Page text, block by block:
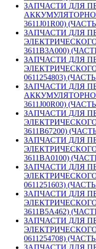
ЗАПЧАСТИ ДЛЯ
3611J01R00)
ЗАПЧАСТИ ДЛЯ
ЭЛЕКТРИЧЕСКОГО
3611B3A000)
ЗАПЧАСТИ ДЛЯ
ЭЛЕКТРИЧЕСКОГО
0611254803)
ЗАПЧАСТИ ДЛЯ
3611J00R00)
ЗАПЧАСТИ ДЛЯ
ЭЛЕКТРИЧЕСКОГО
3611B67200)
ЗАПЧАСТИ ДЛЯ
ЭЛЕКТРИЧЕСКОГО
3611BA0100)
ЗАПЧАСТИ ДЛЯ
ЭЛЕКТРИЧЕСКОГО
0611251603)
ЗАПЧАСТИ ДЛЯ
ЭЛЕКТРИЧЕСКОГО
3611B5A462)
ЗАПЧАСТИ ДЛЯ
ЭЛЕКТРИЧЕСКОГО
0611254708)
ЗАПЧАСТИ ДЛЯ